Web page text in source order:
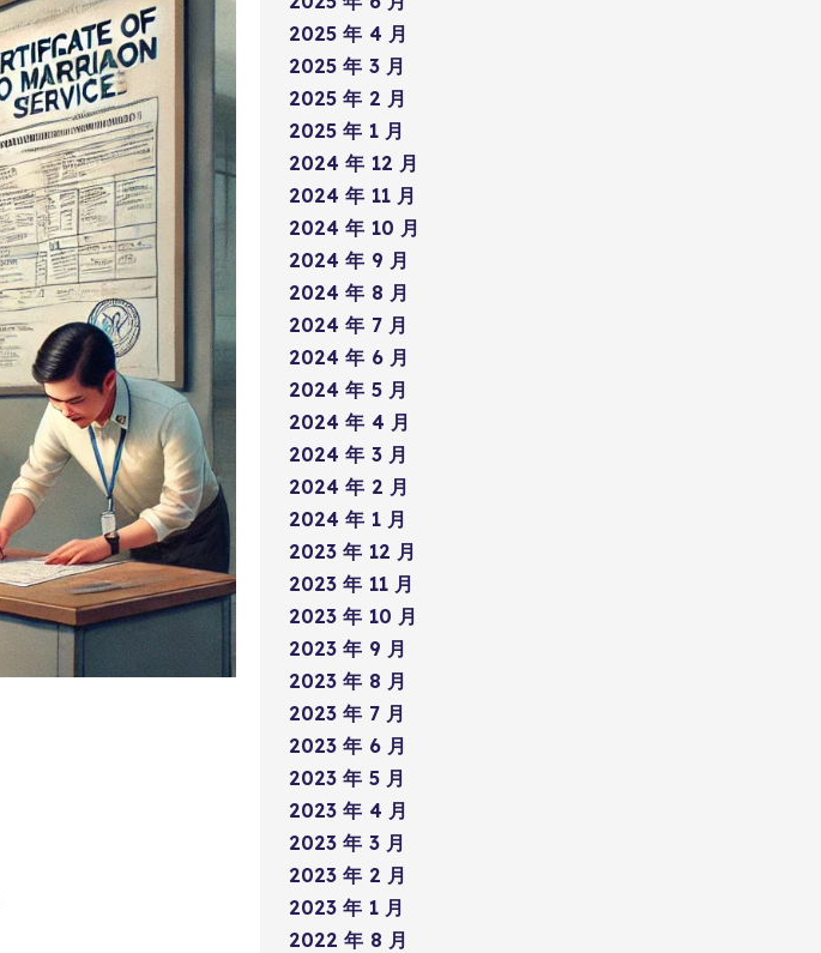
2025 年 4 月
2025 年 3 月
2025 年 2 月
2025 年 1 月
2024 年 12 月
2024 年 11 月
2024 年 10 月
2024 年 9 月
2024 年 8 月
2024 年 7 月
2024 年 6 月
2024 年 5 月
2024 年 4 月
2024 年 3 月
2024 年 2 月
2024 年 1 月
2023 年 12 月
2023 年 11 月
2023 年 10 月
2023 年 9 月
2023 年 8 月
2023 年 7 月
2023 年 6 月
2023 年 5 月
2023 年 4 月
2023 年 3 月
2023 年 2 月
2023 年 1 月
2022 年 8 月